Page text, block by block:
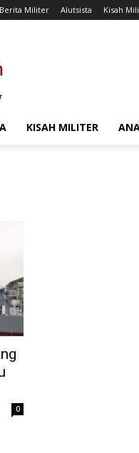
Berita Militer Alutsista Kisah
KISAH MILITER
0